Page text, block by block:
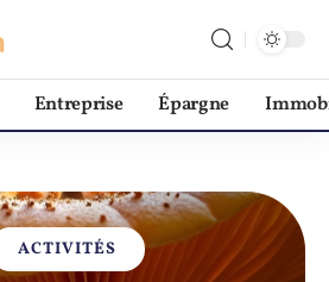
Entreprise Épargne
ACTIVITÉS